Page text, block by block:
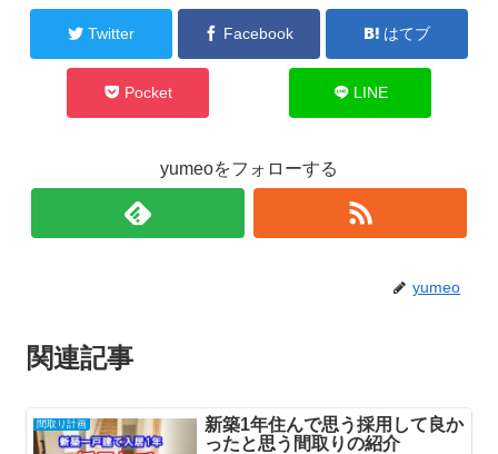
Twitter Facebook はてブ
Pocket LINE
yumeoをフォローする
yumeo
関連記事
間取り計画
新築1年住んで思う採用して良か
ったと思う間取りの紹介